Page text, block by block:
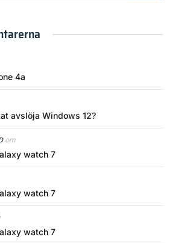
4a
avslöja Windows 12?
om
watch 7
watch 7
watch 7